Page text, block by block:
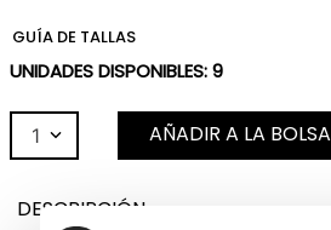
GUÍA DE TALLAS
UNIDADES DISPONIBLES:9
1 AÑADIR A LA BOLSA
DESCRIPCIÓN